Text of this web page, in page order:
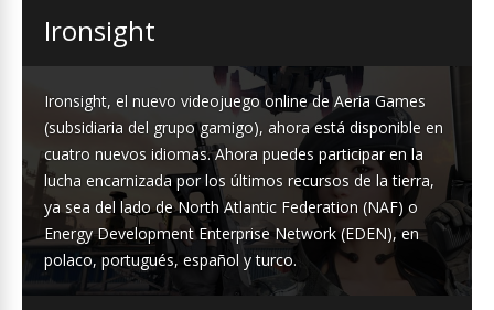
Ironsight
Ironsight, el nuevo videojuego online de Aeria Games
(subsidiaria del grupo gamigo), ahora está disponible en
cuatro nuevos idiomas. Ahora puedes participar en la
lucha encarnizada por los últimos recursos de la tierra,
ya sea del lado de North Atlantic Federation (NAF) o
Energy Development Enterprise Network (EDEN), en
polaco, portugués, español y turco.